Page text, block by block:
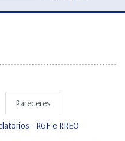
Pareceres
- RGF e RREO